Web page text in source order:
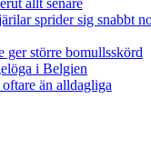
sprider sig snabbt
ger större bomullsskörd
i Belgien
än alldagliga